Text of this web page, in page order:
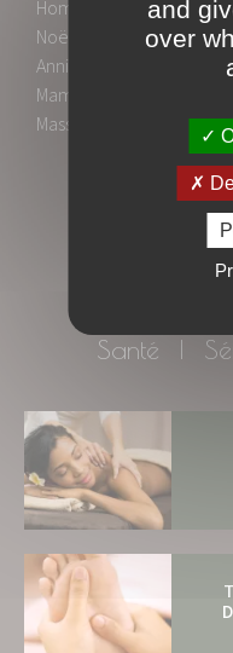
Homme
Coffret
Noël
Coffret Cadeau
Anniversaire
Coffret
Maman
Massage
Santé |
and
over